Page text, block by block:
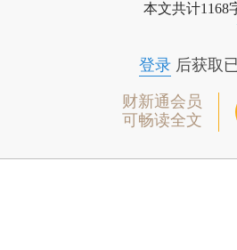
本文共计1168
登录后获取
财新通会员
可畅读全文